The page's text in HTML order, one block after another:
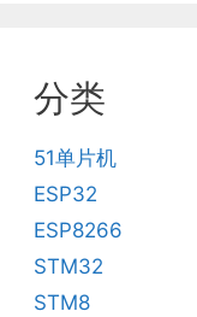
分类
51单片机
ESP32
ESP8266
STM32
STM8